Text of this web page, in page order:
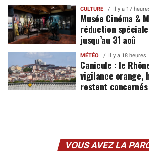
CULTURE Il y a 17
Musée Cinéma &
réduction
jusqu’au 31 aoû
MÉTÉO Il y a 18 heures
Canicule : le
vigilance orange,
restent concernés
VOUS AVEZ LA